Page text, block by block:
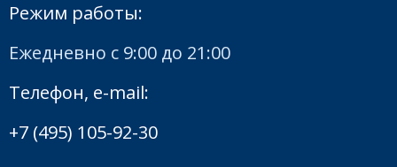
Режим работы:
Ежедневно с 9:00 до 21:00
Телефон, e-mail:
+7 (495) 105-92-30